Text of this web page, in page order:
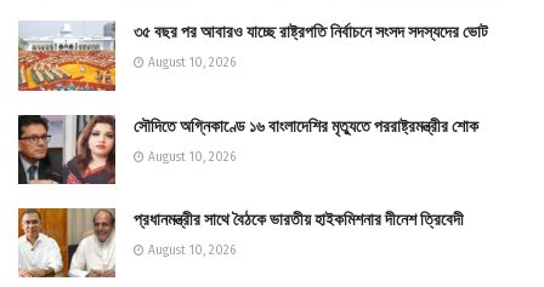
৩৫ বছর পর আবারও যাচ্ছে রাষ্ট্রপতি নির্বাচনে সংসদ সদস্যদের ভোট
August 10, 2026
সৌদিতে অগ্নিকাণ্ডে ১৬ বাংলাদেশির মৃত্যুতে পররাষ্ট্রমন্ত্রীর শোক
August 10, 2026
প্রধানমন্ত্রীর সাথে বৈঠকে ভারতীয় হাইকমিশনার দীনেশ ত্রিবেদী
August 10, 2026